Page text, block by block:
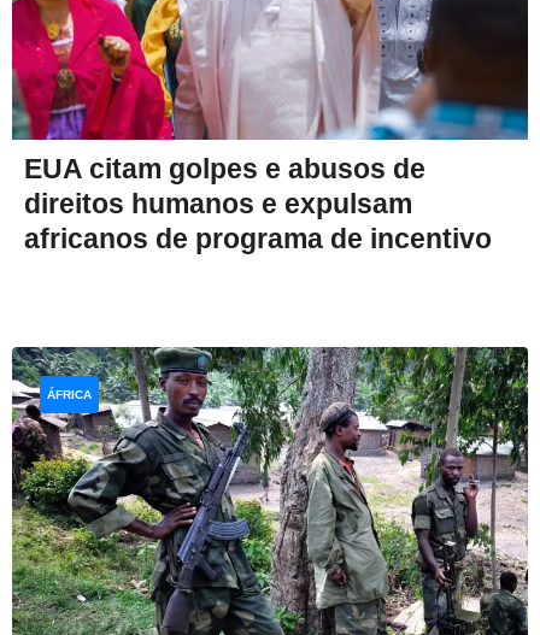
EUA citam golpes e abusos de
direitos humanos e expulsam
africanos de programa de incentivo
ÁFRICA